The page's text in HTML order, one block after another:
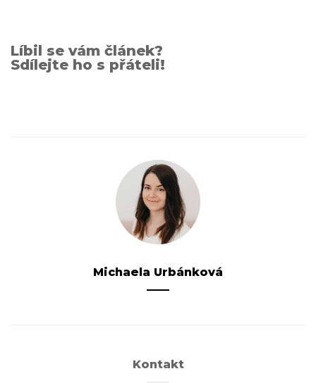
Líbil se vám článek?
Sdílejte ho s přáteli!
Michaela Urbánková
Kontakt